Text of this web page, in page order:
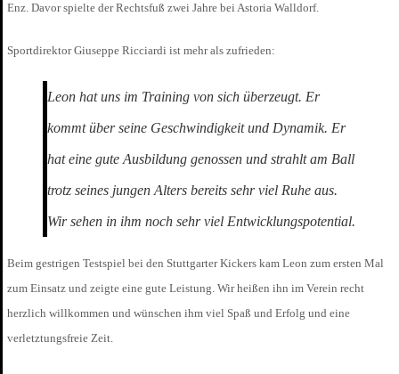
Enz. Davor spielte der Rechtsfuß zwei Jahre bei Astoria Walldorf.
Sportdirektor Giuseppe Ricciardi ist mehr als zufrieden:
Leon hat uns im Training von sich überzeugt. Er
kommt über seine Geschwindigkeit und Dynamik. Er
hat eine gute Ausbildung genossen und strahlt am Ball
trotz seines jungen Alters bereits sehr viel Ruhe aus.
Wir sehen in ihm noch sehr viel Entwicklungspotential.
Beim gestrigen Testspiel bei den Stuttgarter Kickers kam Leon zum ersten Mal
zum Einsatz und zeigte eine gute Leistung. Wir heißen ihn im Verein recht
herzlich willkommen und wünschen ihm viel Spaß und Erfolg und eine
verletztungsfreie Zeit.